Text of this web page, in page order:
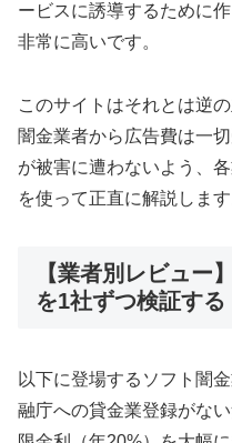
ービスに誘導するために
非常に高いです。
このサイトはそれとは逆
闇金業者から広告費は一
が被害に遭わないよう、
を使って正直に解説します
【業者別レビュー
を1社ずつ検証する
以下に登場するソフト闇
融庁への貸金業登録がな